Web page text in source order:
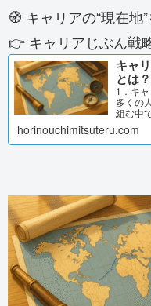
🧭 キャリアの“現在地
👉 キャリアじぶん戦
キャ
とは？
1．キ
多くの
組む中
たキ
か？与
いたら
horinouchimitsuteru.com